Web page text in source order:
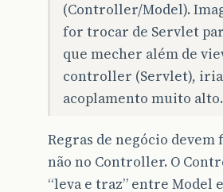
(Controller/Model).
for trocar de Servlet
que mecher além de
controller (Servlet),
acoplamento muito alto.
Regras de negócio devem
não no Controller. O
“leva e traz” entre Model